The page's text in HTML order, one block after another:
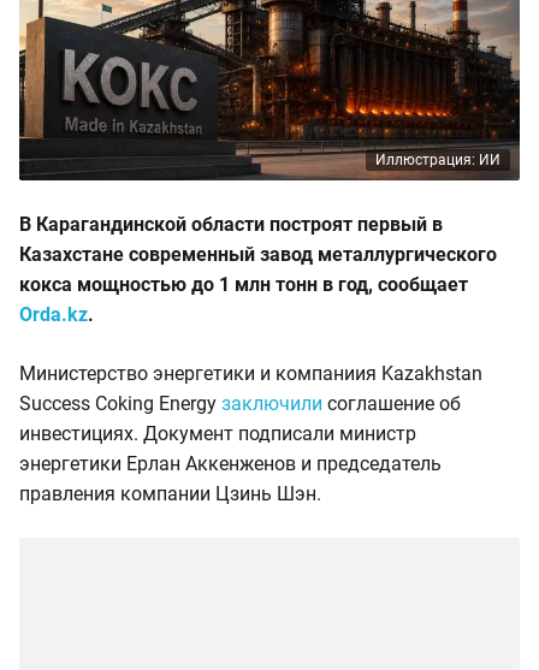
Иллюстрация: ИИ
В Карагандинской области построят первый в
Казахстане современный завод металлургического
кокса мощностью до 1 млн тонн в год, сообщает
Orda.kz.
Министерство энергетики и компаниия Kazakhstan
Success Coking Energy заключили соглашение об
инвестициях. Документ подписали министр
энергетики Ерлан Аккенженов и председатель
правления компании Цзинь Шэн.